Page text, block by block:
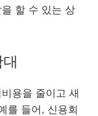
할 수 있는 상
용을 줄이고 새
를 들어, 신용회